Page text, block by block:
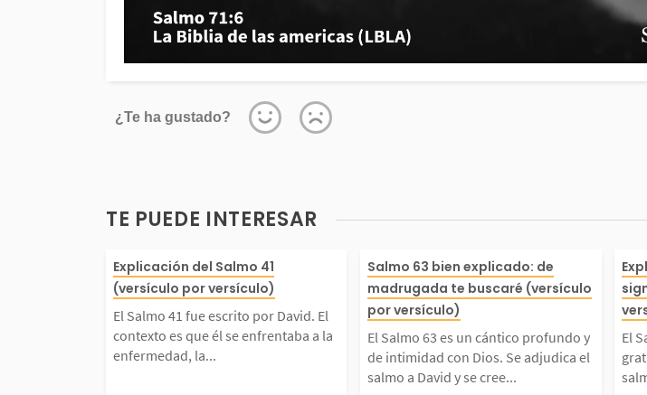
¿Te ha gustado?
TE PUEDE INTERESAR
El Salmo 41 fue escrito por
David. El contexto es que él
se enfrentaba a la enfermeda
Explicación del Salmo 41
(versículo por versículo)
El Salmo 41 fue escrito por David. El
contexto es que él se enfrentaba a la
enfermedad, la...
El Salmo 63 es un
ofundo y de intimidad
os. Se adjudica el
Salmo 63 bien explicado: de
madrugada te buscaré (versículo
por versículo)
El Salmo 63 es un cántico profundo y
de intimidad con Dios. Se adjudica el
salmo a David y se cree...
El
e
to
El